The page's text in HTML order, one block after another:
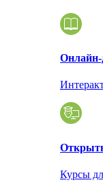
Онлайн-
Курсы